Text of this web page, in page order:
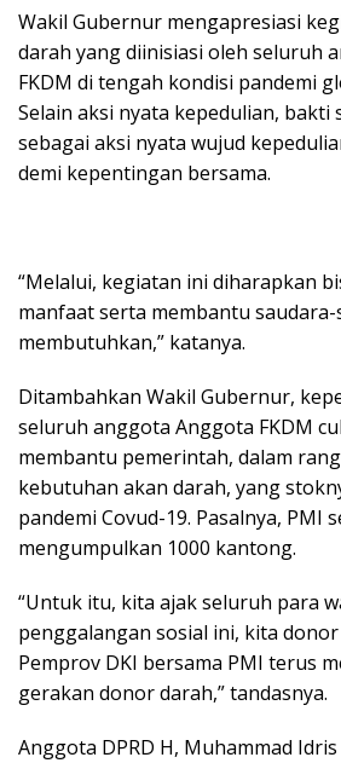
Wakil Gubernur mengapresiasi
darah yang diinisiasi oleh seluruh
FKDM di tengah kondisi pandemi
Selain aksi nyata kepedulian, bakti
sebagai aksi nyata wujud
demi kepentingan bersama.
“Melalui, kegiatan ini diharapkan
manfaat serta membantu
membutuhkan,” katanya.
Ditambahkan Wakil Gubernur,
seluruh anggota Anggota FKDM
membantu pemerintah, dalam
kebutuhan akan darah, yang
pandemi Covud-19. Pasalnya, PMI
mengumpulkan 1000 kantong.
“Untuk itu, kita ajak seluruh para
penggalangan sosial ini, kita
Pemprov DKI bersama PMI terus
gerakan donor darah,” tandasnya.
Anggota DPRD H, Muhammad